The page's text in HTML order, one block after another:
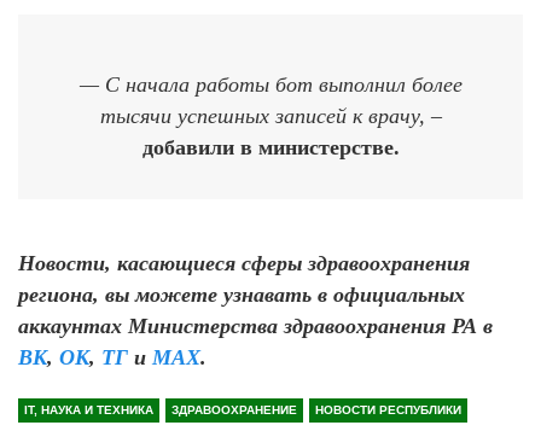
— С начала работы бот выполнил более
тысячи успешных записей к врачу, –
добавили в министерстве.
Новости, касающиеся сферы здравоохранения
региона, вы можете узнавать в официальных
аккаунтах Министерства здравоохранения РА в
ВК, ОК, ТГ и MAX.
IT, НАУКА И ТЕХНИКА ЗДРАВООХРАНЕНИЕ НОВОСТИ РЕСПУБЛИКИ